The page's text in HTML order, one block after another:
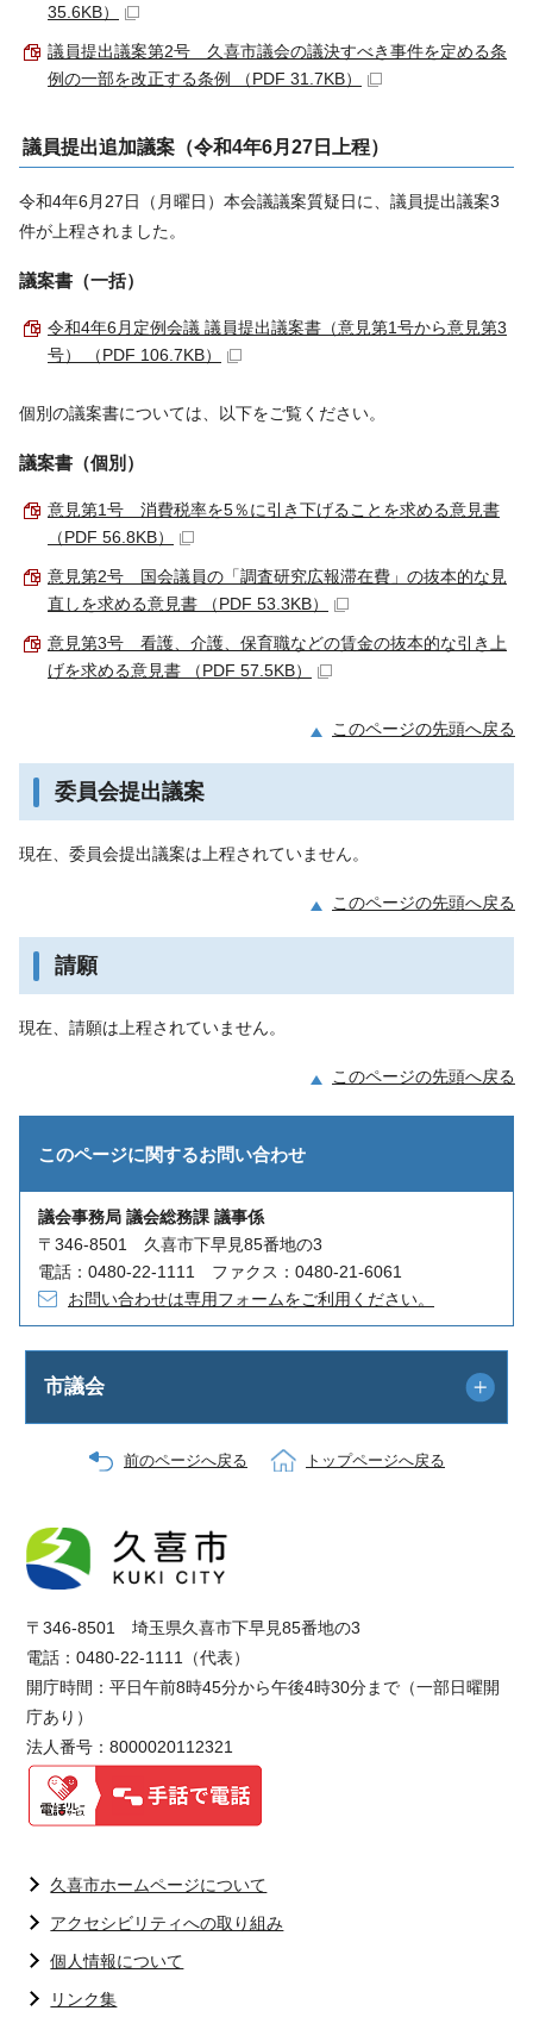
35.6KB）
議員提出議案第2号 久喜市議会の議決すべき事件を定める条
例の一部を改正する条例 （PDF 31.7KB）
議員提出追加議案（令和4年6月27日上程）
令和4年6月27日（月曜日）本会議議案質疑日に、議員提出議案3
件が上程されました。
議案書（一括）
令和4年6月定例会議 議員提出議案書（意見第1号から意見第3
号） （PDF 106.7KB）
個別の議案書については、以下をご覧ください。
議案書（個別）
意見第1号 消費税率を5％に引き下げることを求める意見書
（PDF 56.8KB）
意見第2号 国会議員の「調査研究広報滞在費」の抜本的な見
直しを求める意見書 （PDF 53.3KB）
意見第3号 看護、介護、保育職などの賃金の抜本的な引き上
げを求める意見書 （PDF 57.5KB）
このページの先頭へ戻る
委員会提出議案
現在、委員会提出議案は上程されていません。
このページの先頭へ戻る
請願
現在、請願は上程されていません。
このページの先頭へ戻る
このページに関するお問い合わせ
議会事務局 議会総務課 議事係
〒346-8501 久喜市下早見85番地の3
電話：0480-22-1111 ファクス：0480-21-6061
お問い合わせは専用フォームをご利用ください。
市議会
前のページへ戻る トップページへ戻る
〒346-8501 埼玉県久喜市下早見85番地の3
電話：0480-22-1111（代表）
開庁時間：平日午前8時45分から午後4時30分まで（一部日曜開
庁あり）
法人番号：8000020112321
久喜市ホームページについて
アクセシビリティへの取り組み
個人情報について
リンク集